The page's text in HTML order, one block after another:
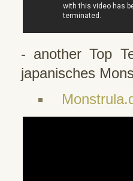
- another Top
japanisches